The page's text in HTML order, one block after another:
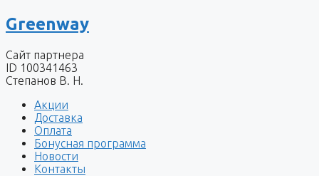
Перейти
к
Greenway
Сайт партнера
ID 100341463
Степанов В. Н.
Акции
Доставка
Оплата
Бонусная программа
Новости
Контакты